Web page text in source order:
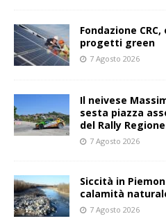
Fondazione
progetti green
7 Agosto 2026
Il neivese
sesta piazza
del Rally
7 Agosto 2026
Siccità in
calamità
7 Agosto 2026